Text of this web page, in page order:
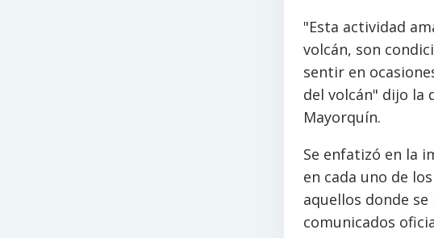
"Esta actividad
volcán, son
sentir en
del volcán" dijo la
Mayorquín.
Se enfatizó en la
en cada uno de
aquellos donde
comunicados